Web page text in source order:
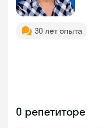
30 лет опыта
О репетиторе